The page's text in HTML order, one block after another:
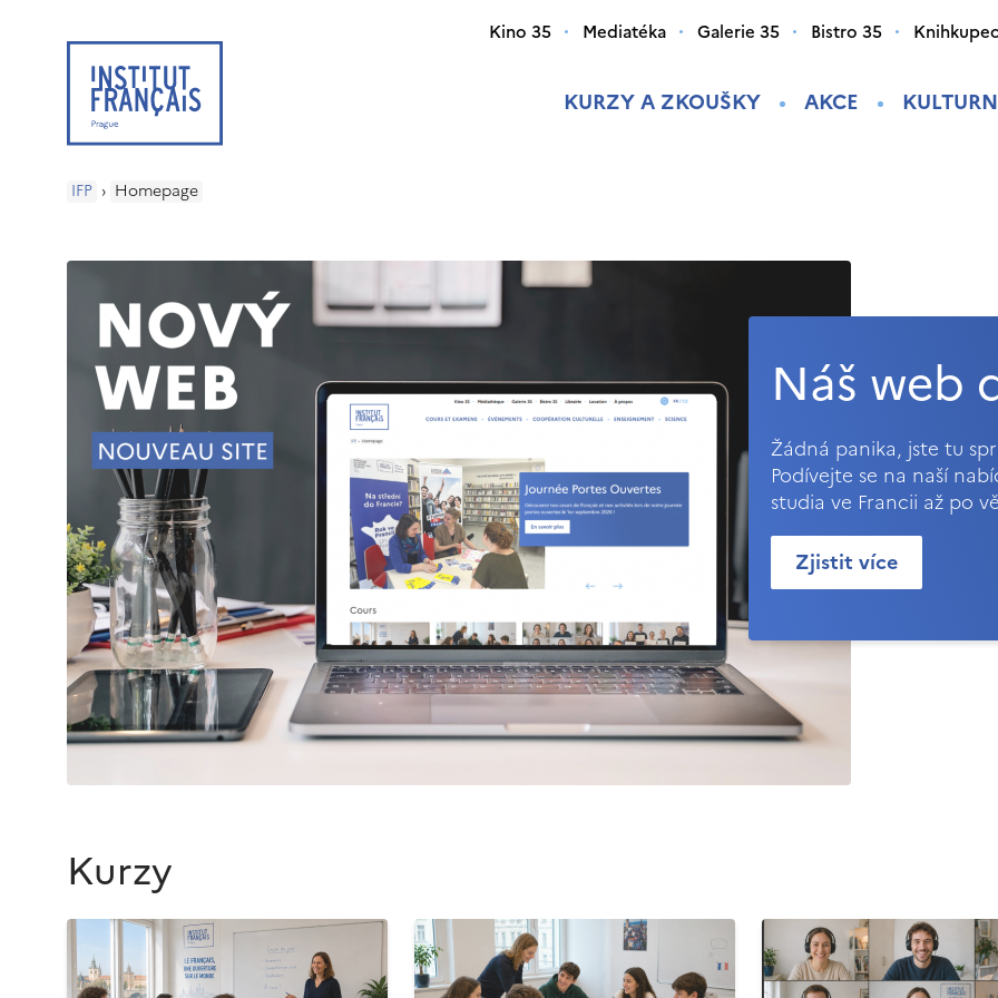
KURZY A ZKOUŠKY AKCE
Kino 35 Mediatéka Galerie 35 Bistro 35
IFP › Homepage
Náš web
Žádná panika, jste tu
Podívejte se na naší
studia ve Francii až po
Zjistit více
Kurzy